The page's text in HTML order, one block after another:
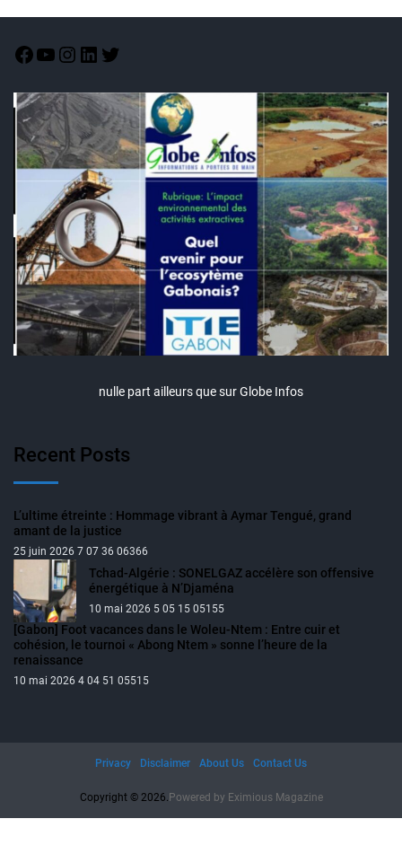
nulle part ailleurs que sur Globe Infos
Recent Posts
L’ultime étreinte : Hommage vibrant à Aymar Tengué, grand
amant de la justice
25 juin 2026 7 07 36 06366
Tchad-Algérie : SONELGAZ accélère son offensive
énergétique à N’Djaména
10 mai 2026 5 05 15 05155
[Gabon] Foot vacances dans le Woleu-Ntem : Entre cuir et
cohésion, le tournoi « Abong Ntem » sonne l’heure de la
renaissance
10 mai 2026 4 04 51 05515
Copyright © 2026. Powered by Eximious Magazine
Privacy Disclaimer About Us Contact Us